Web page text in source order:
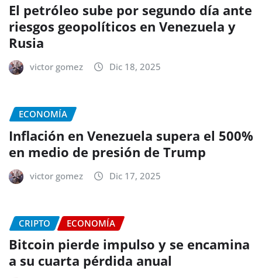
El petróleo sube por segundo día ante
riesgos geopolíticos en Venezuela y
Rusia
victor gomez Dic 18, 2025
ECONOMÍA
Inflación en Venezuela supera el 500%
en medio de presión de Trump
victor gomez Dic 17, 2025
CRIPTO ECONOMÍA
Bitcoin pierde impulso y se encamina
a su cuarta pérdida anual